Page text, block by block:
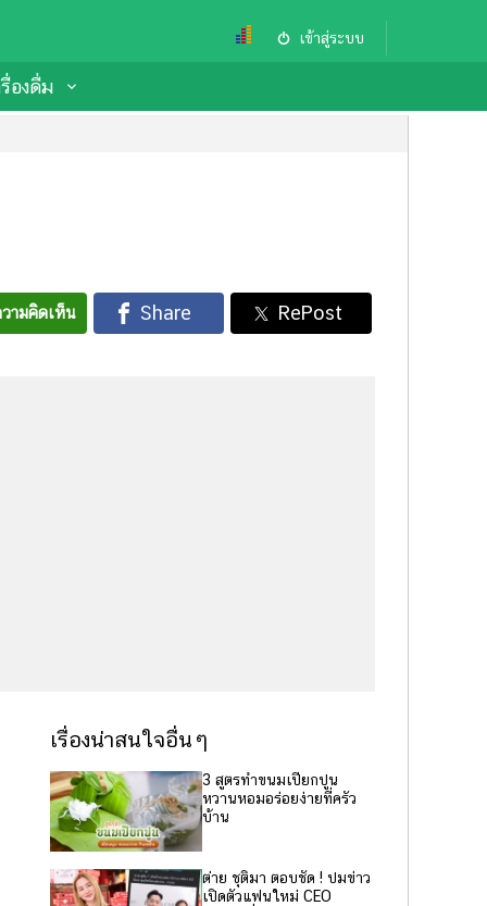
เข้าสู่ระบบ
องดื่ม
ามคิดเห็น
เรื่องน่าสนใจอื่นๆ
3 สูตรทำขนมเปียกปูน
หวานหอมอร่อยง่ายที่ครัว
บ้าน
ต่าย ชุติมา ตอบชัด ! ปมข่าว
เปิดตัวแฟนใหม่ CEO